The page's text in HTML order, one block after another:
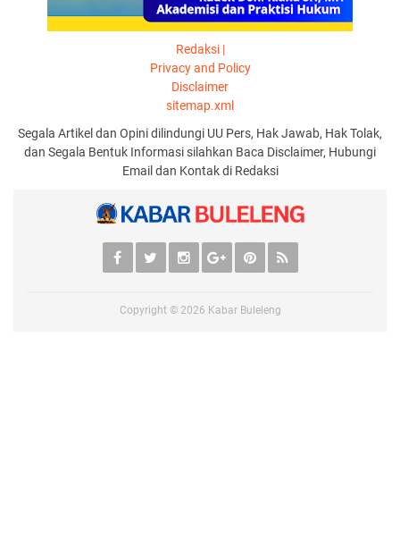
Redaksi |
Privacy and Policy
Disclaimer
sitemap.xml
Segala Artikel dan Opini dilindungi UU Pers, Hak Jawab, Hak Tolak,
dan Segala Bentuk Informasi silahkan Baca Disclaimer, Hubungi
Email dan Kontak di Redaksi
Copyright © 2026 Kabar Buleleng